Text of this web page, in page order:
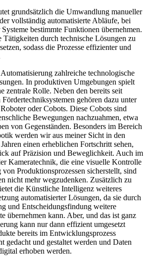
grundsätzlich die Umwandlung manueller
vollständig automatisierte Abläufe, bei
bestimmte Funktionen übernehmen.
Tätigkeiten durch technische Lösungen zu
sodass die Prozesse effizienter und
zahlreiche technologische
In produktiven Umgebungen spielt
zentrale Rolle. Neben den bereits seit
Fördertechniksystemen gehören dazu unter
oder Cobots. Diese Cobots sind
Bewegungen nachzuahmen, etwa
von Gegenständen. Besonders im Bereich
werden wir aus meiner Sicht in den
einen erheblichen Fortschritt sehen,
auf Präzision und Beweglichkeit. Auch im
Kameratechnik, die eine visuelle Kontrolle
Produktionsprozessen sicherstellt, sind
nicht mehr wegzudenken. Zusätzlich zu
die Künstliche Intelligenz weiteres
automatisierter Lösungen, da sie durch
und Entscheidungsfindung weitere
übernehmen kann. Aber, und das ist ganz
kann nur dann effizient umgesetzt
bereits im Entwicklungsprozess
gedacht und gestaltet werden und Daten
erhoben werden.